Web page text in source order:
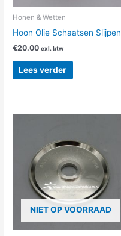
Honen & Wetten
Hoon Olie Schaatsen Slijpen
€20.00 exl. btw
Lees verder
NIET OP VOORRAAD